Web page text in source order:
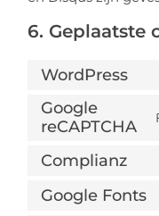
6. Geplaatste
WordPress
Google
reCAPTCHA
Complianz
Google Fonts